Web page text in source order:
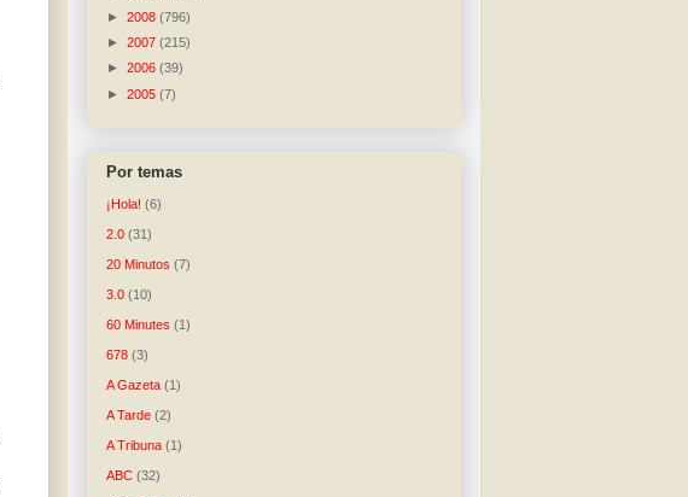
► 2008 (796)
► 2007 (215)
► 2006 (39)
► 2005 (7)
Por temas
¡Hola! (6)
2.0 (31)
20 Minutos (7)
3.0 (10)
60 Minutes (1)
678 (3)
A Gazeta (1)
A Tarde (2)
A Tribuna (1)
ABC (32)